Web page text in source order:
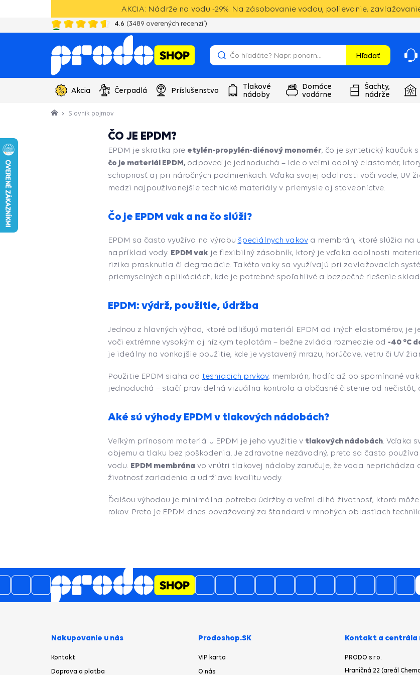
AKCIA: Nádrže na vodu -29%. Na zásobovanie vodou, polievanie,
4.6 (3489overených recenzií)
20 rokov skúseností s vodotechnikou
Hľadať
Akcia Čerpadlá Príslušenstvo
Tlakové
nádoby
Domáce
vodárne
Šachty,
nádrže
Slovník pojmov
ČO JE EPDM?
EPDM je skratka pre etylén-propylén-diénový monomér, čo je syntetický kaučuk
čo je materiál EPDM, odpoveď je jednoduchá – ide o veľmi odolný elastomér,
schopnosť aj pri náročných podmienkach. Vďaka svojej odolnosti voči vode, UV
medzi najpoužívanejšie technické materiály v priemysle aj stavebníctve.
Čo je EPDM vak a na čo slúži?
EPDM sa často využíva na výrobu špeciálnych vakova membrán, ktoré slúžia na
napríklad vody. EPDM vak je flexibilný zásobník, ktorý je vďaka odolnosti
rizika prasknutia či degradácie. Takéto vaky sa využívajú pri zavlažovacích
priemyselných aplikáciách, kde je potrebné spoľahlivé a bezpečné riešenie
EPDM: výdrž, použitie, údržba
Jednou z hlavných výhod, ktoré odlišujú materiál EPDM od iných elastomérov, je
voči extrémne vysokým aj nízkym teplotám – bežne zvláda rozmedzie od -40 °C
je ideálny na vonkajšie použitie, kde je vystavený mrazu, horúčave, vetru či UV
Použitie EPDM siaha od tesniacich prvkov, membrán, hadíc až po spomínané
jednoduchá – stačí pravidelná vizuálna kontrola a občasné čistenie od
Aké sú výhody EPDM v tlakových nádobách?
Veľkým prínosom materiálu EPDM je jeho využitie v tlakových nádobách. Vďaka
objemu a tlaku bez poškodenia. Je zdravotne nezávadný, preto sa často
vodu. EPDM membrána vo vnútri tlakovej nádoby zaručuje, že voda neprichádza
životnosť zariadenia a udržiava kvalitu vody.
Ďalšou výhodou je minimálna potreba údržby a veľmi dlhá životnosť, ktorá
rokov. Preto je EPDM dnes považovaný za štandard v mnohých oblastiach
Nakupovanie u nás
Kontakt
Doprava a platba
Prodoshop.SK
VIP karta
O nás
Kontakt a centrála
PRODO s.r.o.
Hraničná 22 (areál